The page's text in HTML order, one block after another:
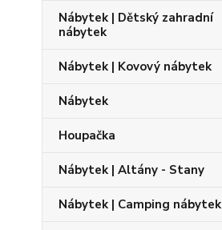
Nábytek | Dětský zahradní
nábytek
Nábytek | Kovový nábytek
Nábytek
Houpačka
Nábytek | Altány - Stany
Nábytek | Camping nábytek